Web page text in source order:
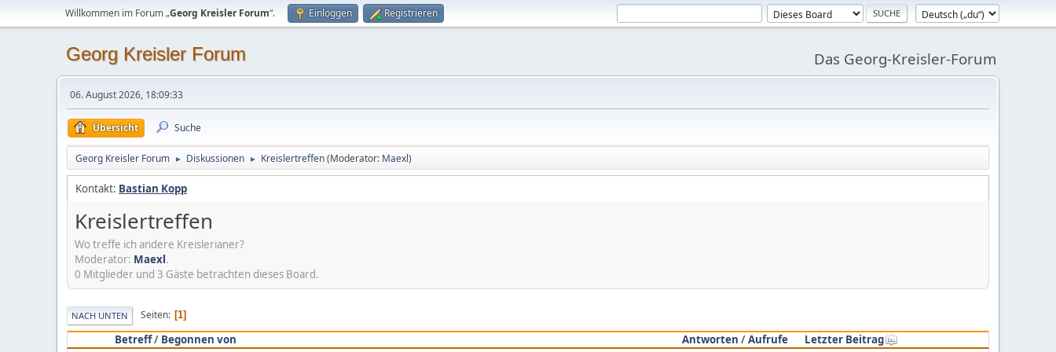
Willkommen im Forum „Georg Kreisler Forum“. Einloggen Registrieren
Georg Kreisler Forum Das Georg-Kreisler-Forum
06. August 2026, 18:09:33
Übersicht Suche
Georg Kreisler Forum ► Diskussionen ► Kreislertreffen(Moderator: Maexl)
Kontakt: Bastian Kopp
Kreislertreffen
Wo treffe ich andere Kreislerianer?
Moderator: Maexl.
0 Mitglieder und 3 Gäste betrachten dieses Board.
NACH UNTEN Seiten 1
Betreff/ Begonnen von Antworten /Aufrufe Letzter Beitrag